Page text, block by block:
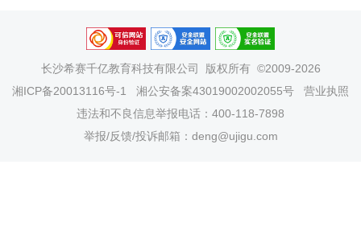
长沙希赛千亿教育科技有限公司
版权所有 ©2009-2026
湘ICP备20013116号-1
湘公安备案43019002002055号
营业执照
违法和不良信息举报电话：400-118-7898
举报/反馈/投诉邮箱：deng@ujigu.com